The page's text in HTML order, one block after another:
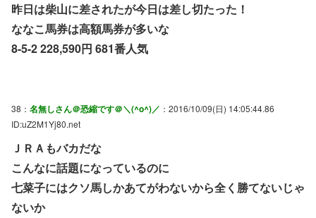
昨日は柴山に差されたが今日は差し切たった！
ななこ馬券は高額馬券が多いな
8-5-2 228,590円 681番人気
38： 名無しさん＠恐縮です＠＼(^o^)／ ：2016/10/09(日) 14:05:44.86
ID:uZ2M1Yj80.net
ＪＲＡもバカだな
こんなに話題になっているのに
七菜子にはクソ馬しかあてがわないから全く勝てないじゃ
ないか